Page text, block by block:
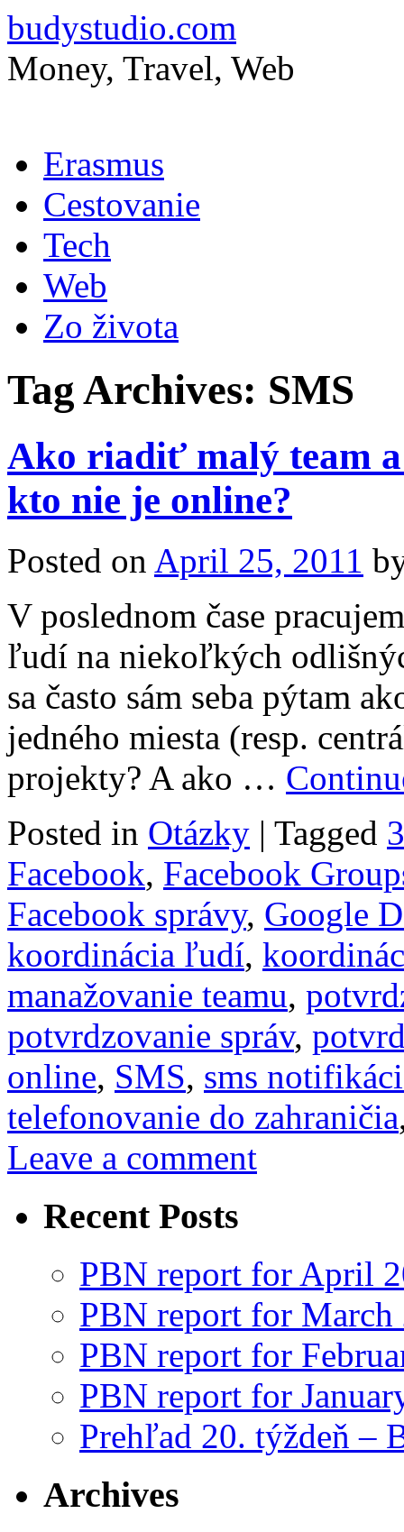
budystudio.com
Money, Travel, Web
to
contentErasmus
Cestovanie
Tech
Web
Zo života
Tag Archives: SMS
Ako riadiť malý team
kto nie je online?
Posted on April 25, 2011
V poslednom čase
ľudí na niekoľkých
sa často sám seba pýtam
jedného miesta (resp.
projekty? A ako …
Posted in Otázky | Tagged
Facebook, Facebook
Facebook správy, Google
koordinácia ľudí,
manažovanie teamu,
potvrdzovanie správ,
online, SMS, sms
telefonovanie do zahraničia
Leave a comment
Recent Posts
PBN report for April
PBN report for March
PBN report for
PBN report for
Prehľad 20. týždeň –
Archives